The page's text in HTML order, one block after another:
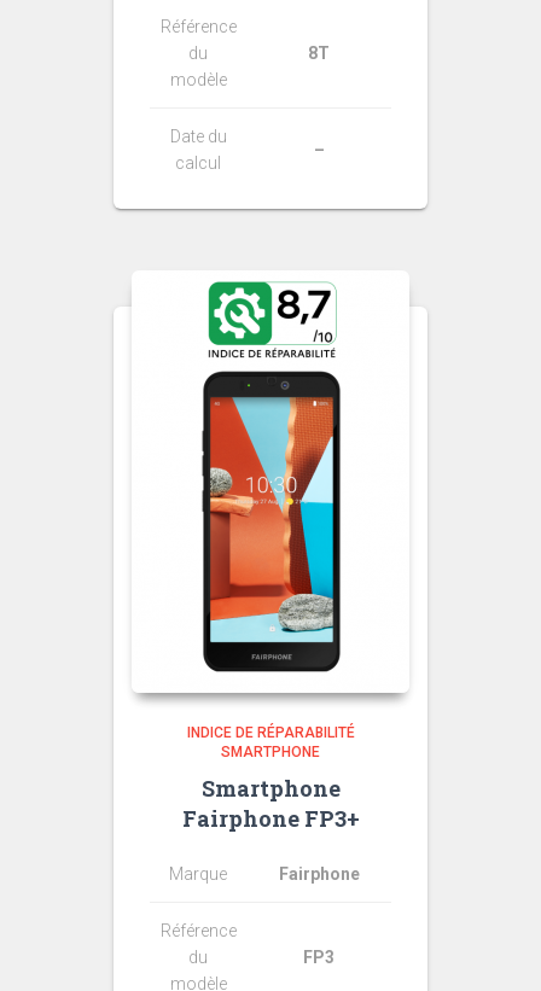
Référence
du
modèle
8T
Date du
calcul
–
INDICE DE RÉPARABILITÉ
SMARTPHONE
Smartphone
Fairphone FP3+
Marque Fairphone
Référence
du
modèle
FP3